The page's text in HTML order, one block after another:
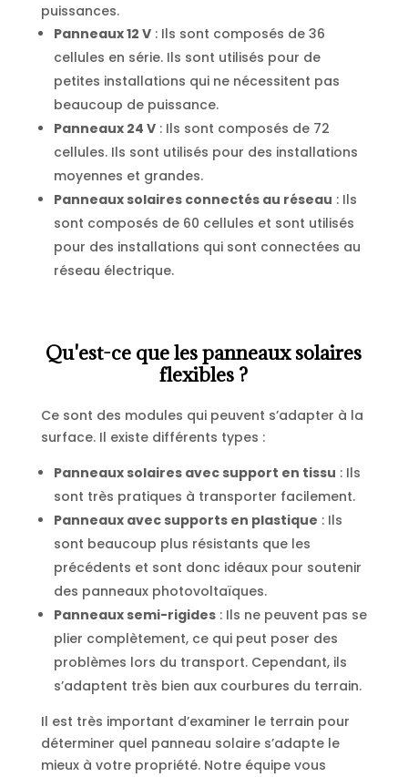
puissances.
Panneaux 12 V: Ils sont composés de 36
cellules en série. Ils sont utilisés pour de
petites installations qui ne nécessitent pas
beaucoup de puissance.
Panneaux 24 V: Ils sont composés de 72
cellules. Ils sont utilisés pour des installations
moyennes et grandes.
Panneaux solaires connectés au réseau : Ils
sont composés de 60 cellules et sont utilisés
pour des installations qui sont connectées au
réseau électrique.
Qu'est-ce que les panneaux solaires
flexibles ?
Ce sont des modules qui peuvent s’adapter à la
surface. Il existe différents types :
Panneaux solaires avec support en tissu : Ils
sont très pratiques à transporter facilement.
Panneaux avec supports en plastique : Ils
sont beaucoup plus résistants que les
précédents et sont donc idéaux pour soutenir
des panneaux photovoltaïques.
Panneaux semi-rigides: Ils ne peuvent pas se
plier complètement, ce qui peut poser des
problèmes lors du transport. Cependant, ils
s’adaptent très bien aux courbures du terrain.
Il est très important d’examiner le terrain pour
déterminer quel panneau solaire s’adapte le
mieux à votre propriété. Notre équipe vous